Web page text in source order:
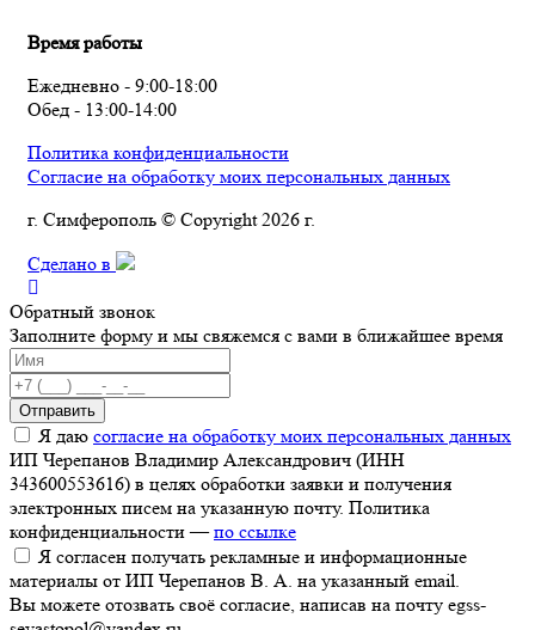
Время работы
Ежедневно - 9:00-18:00
Обед - 13:00-14:00
Политика конфиденциальности
Согласие на обработку моих персональных данных
г. Симферополь © Copyright 2026 г.
Сделано в
Обратный звонок
Заполните форму и мы свяжемся с вами в ближайшее время
Отправить
Я даю согласие на обработку моих персональных данных
ИП Черепанов Владимир Александрович (ИНН
343600553616) в целях обработки заявки и получения
электронных писем на указанную почту. Политика
конфиденциальности —по ссылке
Я согласен получать рекламные и информационные
материалы от ИП Черепанов В. А. на указанный email.
Вы можете отозвать своё согласие, написав на почту egss-